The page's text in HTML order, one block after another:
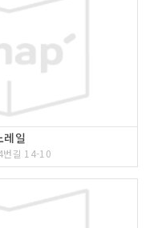
레일
번길 14-10